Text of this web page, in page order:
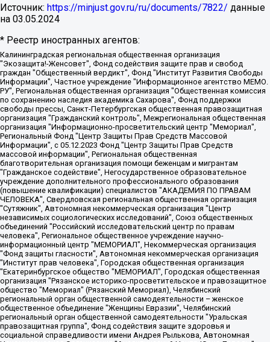
Источник: https://minjust.gov.ru/ru/documents/7822/ данные
на 03.05.2024
* Реестр иностранных агентов:
Калининградская региональная общественная организация "Экозащита!-Женсовет", Фонд содействия защите прав и свобод граждан "Общественный вердикт", Фонд "Институт Развития Свободы Информации", Частное учреждение "Информационное агентство МЕМО. РУ", Региональная общественная организация "Общественная комиссия по сохранению наследия академика Сахарова", Фонд поддержки свободы прессы, Санкт-Петербургская общественная правозащитная организация "Гражданский контроль", Межрегиональная общественная организация "Информационно-просветительский центр "Мемориал", Региональный Фонд "Центр Защиты Прав Средств Массовой Информации", с 05.12.2023 Фонд "Центр Защиты Прав Средств массовой информации", Региональная общественная благотворительная организация помощи беженцам и мигрантам "Гражданское содействие", Негосударственное образовательное учреждение дополнительного профессионального образования (повышение квалификации) специалистов "АКАДЕМИЯ ПО ПРАВАМ ЧЕЛОВЕКА", Свердловская региональная общественная организация "Сутяжник", Автономная некоммерческая организация "Центр независимых социологических исследований", Союз общественных объединений "Российский исследовательский центр по правам человека", Региональное общественное учреждение научно-информационный центр "МЕМОРИАЛ", Некоммерческая организация "Фонд защиты гласности", Автономная некоммерческая организация "Институт прав человека", Городская общественная организация "Екатеринбургское общество "МЕМОРИАЛ", Городская общественная организация "Рязанское историко-просветительское и правозащитное общество "Мемориал" (Рязанский Мемориал), Челябинский региональный орган общественной самодеятельности – женское общественное объединение "Женщины Евразии", Челябинский региональный орган общественной самодеятельности "Уральская правозащитная группа", Фонд содействия защите здоровья и социальной справедливости имени Андрея Рылькова, Автономная Некоммерческая Организация "Аналитический Центр Юрия Левады", Автономная некоммерческая организация социальной поддержки населения "Проект Апрель", Региональная общественная организация помощи женщинам и детям, находящимся в кризисной ситуации "Информационно-методический центр "Анна", Фонд содействия развитию массовых коммуникаций и правовому просвещению "Так-так-Так", Фонд содействия устойчивому развитию "Серебряная тайга", Свердловский региональный общественный фонд социальных проектов "Новое время", "Idel.Реалии", Кавказ.Реалии, Крым.Реалии, Телеканал Настоящее Время, Татаро-башкирская служба Радио Свобода (Azatliq Radiosi), Радио Свободная Европа/Радио Свобода (PCE/PC), "Сибирь.Реалии", "Фактограф", Благотворительный фонд помощи осужденным и их семьям, Автономная некоммерческая организация "Институт глобализации и социальных движений", Фонд "В защиту прав заключенных", Частное учреждение "Центр поддержки и содействия развитию средств массовой информации", Пензенский региональный общественный благотворительный фонд "Гражданский союз", "Север.Реалии", Некоммерческая организация Фонд "Правовая инициатива", Общество с ограниченной ответственностью "Радио Свободная Европа/Радио Свобода", Чешское информационное агентство "MEDIUM-ORIENT", Красноярская региональная общественная организация "Мы против СПИДа", Камалягин Денис Николаевич, Маркелов Сергей Евгеньевич, Пономарев Лев Александрович, Савицкая Людмила Алексеевна, Автономная некоммерческая организация "Центр по работе с проблемой насилия "НАСИЛИЮ.НЕТ", Межрегиональный профессиональный союз работников здравоохранения "Альянс врачей", Юридическое лицо, зарегистрированное в Латвийской Республике, SIA "Medusa Project" (регистрационный номер 40103797863, дата регистрации 10.06.2014), Некоммерческая организация "Фонд по борьбе с коррупцией", Автономная некоммерческая организация "Институт права и публичной политики", Баданин Роман Сергеевич, Гликин Максим Александрович, Железнова Мария Михайловна, Лукьянова Юлия Сергеевна, Маетная Елизавета Витальевна, Маняхин Петр Борисович, Чуракова Ольга Владимировна, Ярош Юлия Петровна, Юридическое лицо "The Insider SIA", зарегистрированное в Риге, Латвийская Республика (дата регистрации 26.06.2015), являющееся администратором доменного имени интернет-издания "The Insider SIA", https://theins.ru, Постернак Алексей Евгеньевич, Рубин Михаил Аркадьевич, Анин Роман Александрович, Юридическое лицо Istories fonds, зарегистрированное в Латвийской Республике (регистрационный номер 50008295751, дата регистрации 24.02.2020), Великовский Дмитрий Александрович, Долинина Ирина Николаевна, Мароховская Алеся Алексеевна, Шлейнов Роман Юрьевич, Шмагун Олеся Валентиновна, Общество с ограниченной ответственностью "Альтаир 2021", Общество с ограниченной ответственностью "Вега 2021", Общество с ограниченной ответственностью "Главный редактор 2021", Общество с ограниченной ответственностью "Ромашки монолит", Важенков Артем Валерьевич, Ивановская областная общественная организация "Центр гендерных исследований", Гурман Юрий Альбертович, Медиапроект "ОВД-Инфо", Егоров Владимир Владимирович, Жилинский Владимир Александрович, Общество с ограниченной ответственностью "ЗП", Иванова София Юрьевна, Карезина Инна Павловна, Кильтау Екатерина Викторовна, Петров Алексей Викторович, Пискунов Сергей Евгеньевич, Смирнов Сергей Сергеевич, Тихонов Михаил Сергеевич, Общество с ограниченной ответственностью "ЖУРНАЛИСТ-ИНОСТРАННЫЙ АГЕНТ", Арапова Галина Юрьевна, Вольтская Татьяна Анатольевна, Американская компания "Mason G.E.S. Anonymous Foundation" (США), являющаяся владельцем интернет-издания https://mnews.world/, Компания "Stichting Bellingcat", зарегистрированная в Нидерландах (дата регистрации 11.07.2018), Захаров Андрей Вячеславович, Клепиковская Екатерина Дмитриевна, Общество с ограниченной ответственностью "МЕМО", Перл Роман Александрович, Симонов Евгений Алексеевич, Соловьева Елена Анатольевна, Сотников Даниил Владимирович, Сурначева Елизавета Дмитриевна, Автономная некоммерческая организация по защите прав человека и информированию населения "Якутия – Наше Мнение", Общество с ограниченной ответственностью "Москоу диджитал медиа", с 26.01.2023 Общество с ограниченной ответственностью "Чайка Белые сады", Ветошкина Валерия Валерьевна, Заговора Максим Александрович, Межрегиональное общественное движение "Российская ЛГБТ - сеть", Оленичев Максим Владимирович, Павлов Иван Юрьевич, Скворцова Елена Сергеевна, Общество с ограниченной ответственностью "Как бы инагент", Кочетков Игорь Викторович, Общество с ограниченной ответственностью "Честные выборы", Еланчик Олег Александрович, Общество с ограниченной ответственностью "Нобелевский призыв", Гималова Регина Эмилевна, Григорьев Андрей Валерьевич, Григорьева Алина Александровна, Ассоциация по содействию защите прав призывников, альтернативнослужащих и военнослужащих "Правозащитная группа "Гражданин.Армия.Право", Хисамова Регина Фаритовна, Автономная некоммерческая организация по реализации социально-правовых программ "Лилит", Дальневосточное общественное движение "Маяк", Санкт-Петербургская ЛГБТ-инициативная группа "Выход", Инициативная группа ЛГБТ+ "Реверс", Алексеев Андрей Викторович, Бекбулатова Таисия Львовна, Беляев Иван Михайлович, Владыкина Елена Сергеевна, Гельман Марат Александрович, Никульшина Вероника Юрьевна, Толоконникова Надежда Андреевна, Шендерович Виктор Анатольевич, Общество с ограниченной ответственностью "Данное сообщение", Общество с ограниченной ответственностью Издательский дом "Новая глава", Айнбиндер Александра Александровна, Московский комьюнити-центр для ЛГБТ+инициатив, Благотворительный фонд развития филантропии, Deutsche Welle (Германия, Kurt-Schumacher-Strasse 3, 53113 Bonn), Борзунова Мария Михайловна, Воробьев Виктор Викторович, Голубева Анна Львовна, Константинова Алла Михайловна, Малкова Ирина Владимировна, Мурадов Мурад Абдулгалимович, Осетинская Елизавета Николаевна, Понасенков Евгений Николаевич, Ганапольский Матвей Юрьевич, Киселев Евгений Алексеевич, Борухович Ирина Григорьевна, Дремин Иван Тимофеевич, Дубровский Дмитрий Викторович, Красноярская региональная общественная организация поддержки и развития альтернативных образовательных технологий и межкультурных коммуникаций "ИНТЕРРА", Маяковская Екатерина Алексеевна, Фейгин Марк Захарович, Филимонов Андрей Викторович, Дзугкоева Регина Николаевна, Доброхотов Роман Александрович, Дудь Юрий Александрович, Елкин Сергей Владимирович, Кругликов Кирилл Игоревич, Сабунаева Мария Леонидовна, Семенов Алексей Владимирович, Шаинян Карен Багратович, Шульман Екатерина Михайловна, Асафьев Артур Валерьевич, Вахштайн Виктор Семенович, Венедиктов Алексей Алексеевич, Лушникова Екатерина Евгеньевна, Волков Леонид Михайлович, Невзоров Александр Глебович, Пархоменко Сергей Борисович, Сироткин Ярослав Николаевич, Кара-Мурза Владимир Владимирович, Баранова Наталья Владимировна, Гозман Леонид Яковлевич, Кагарлицкий Борис Юльевич, Климарев Михаил Валерьевич, Милов Владимир Станиславович, Автономная некоммерческая организация Краснодарский центр современного искусства "Типография", Моргенштерн Алишер Тагирович, Соболь Любовь Эдуардовна, Общество с ограниченной ответственностью "ЛИЗА НОРМ", Каспаров Гарри Кимович, Ходорковский Михаил Борисович, Общество с ограниченной ответственностью "Апрельские тезисы", Данилович Ирина Брониславовна, Кашин Олег Владимирович, Петров Николай Владимирович, Пивоваров Алексей Владимирович, Соколов Михаил Владимирович, Цветкова Юлия Владимировна, Чичваркин Евгений Александрович, Комитет против пыток/Команда против пыток, Общество с ограниченной ответственностью "Первый научный", Общество с ограниченной ответственностью "Вертолет и ко", Белоцерковская Вероника Борисовна, Кац Максим Евгеньевич, Лазарева Татьяна Юрьевна, Шаведдинов Руслан Табризович, Яшин Илья Валерьевич, Общество с ограниченной ответственностью "Иноагент ААВ", Алешковский Дмитрий Петрович, Альбац Евгения Марковна, Быков Дмитрий Львович, Галямина Юлия Евгеньевна, Лойко Сергей Леонидович, Мартынов Кирилл Константинович, Медведев Сергей Александрович, Крашенинников Федор Геннадиевич, Гордеева Катерина Вл